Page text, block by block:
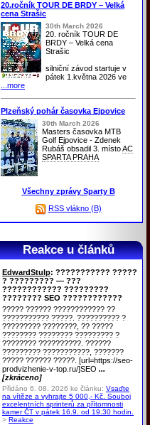
20.ročník TOUR DE BRDY – Velká
cena Strašic
30th March 2026
20. ročník TOUR DE
BRDY – Velká cena
Strašic
silniční závod startuje v
pátek 1.května 2026 ve
...more
Plzeňský pohár časovka Ejpovice
30th March 2026
Masters časovka MTB
Golf Ejpovice - Zdenek
Rubáš obsadil 3. místoAC
SPARTA PRAHA
Všechny zprávy Sparty B
RSS vlákno (B)
Reakce u článků
EdwardStulp: ??????????? ?????
? ????????? — ???
???????????? ?????????
???????? SEO ????????????
????? ?????? ???????????? ??
??????????? ?????. ?????????? ?
????????? ????????, ?? ?????
???????? ???????? ????????? ?
???????? ??????????. ??????
????????? ???????????, ???????
????? ?????? ?????. [url=https://seo-
prodvizhenie-v-top.ru/]SEO ...
[zkráceno]
Přidáno 6. 08. 2026 ke článku: Vsaďte
na vítěze a vyhrajte 5 000,- Kč. Souboj
excelentních sprinterů za přítomnosti
kamer ČT v pátek 16.9. od 19.30 hodin.
> Reakce